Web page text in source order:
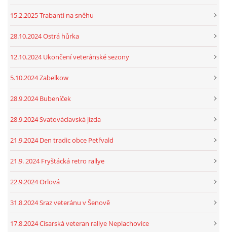
15.2.2025 Trabanti na sněhu
28.10.2024 Ostrá hůrka
12.10.2024 Ukončení veteránské sezony
5.10.2024 Zabelkow
28.9.2024 Bubeníček
28.9.2024 Svatováclavská jízda
21.9.2024 Den tradic obce Petřvald
21.9. 2024 Fryštácká retro rallye
22.9.2024 Orlová
31.8.2024 Sraz veteránu v Šenově
17.8.2024 Císarská veteran rallye Neplachovice